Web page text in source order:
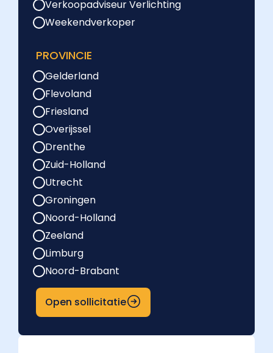
Verkoopadviseur Verlichting
Weekendverkoper
PROVINCIE
Gelderland
Flevoland
Friesland
Overijssel
Drenthe
Zuid-Holland
Utrecht
Groningen
Noord-Holland
Zeeland
Limburg
Noord-Brabant
Open sollicitatie